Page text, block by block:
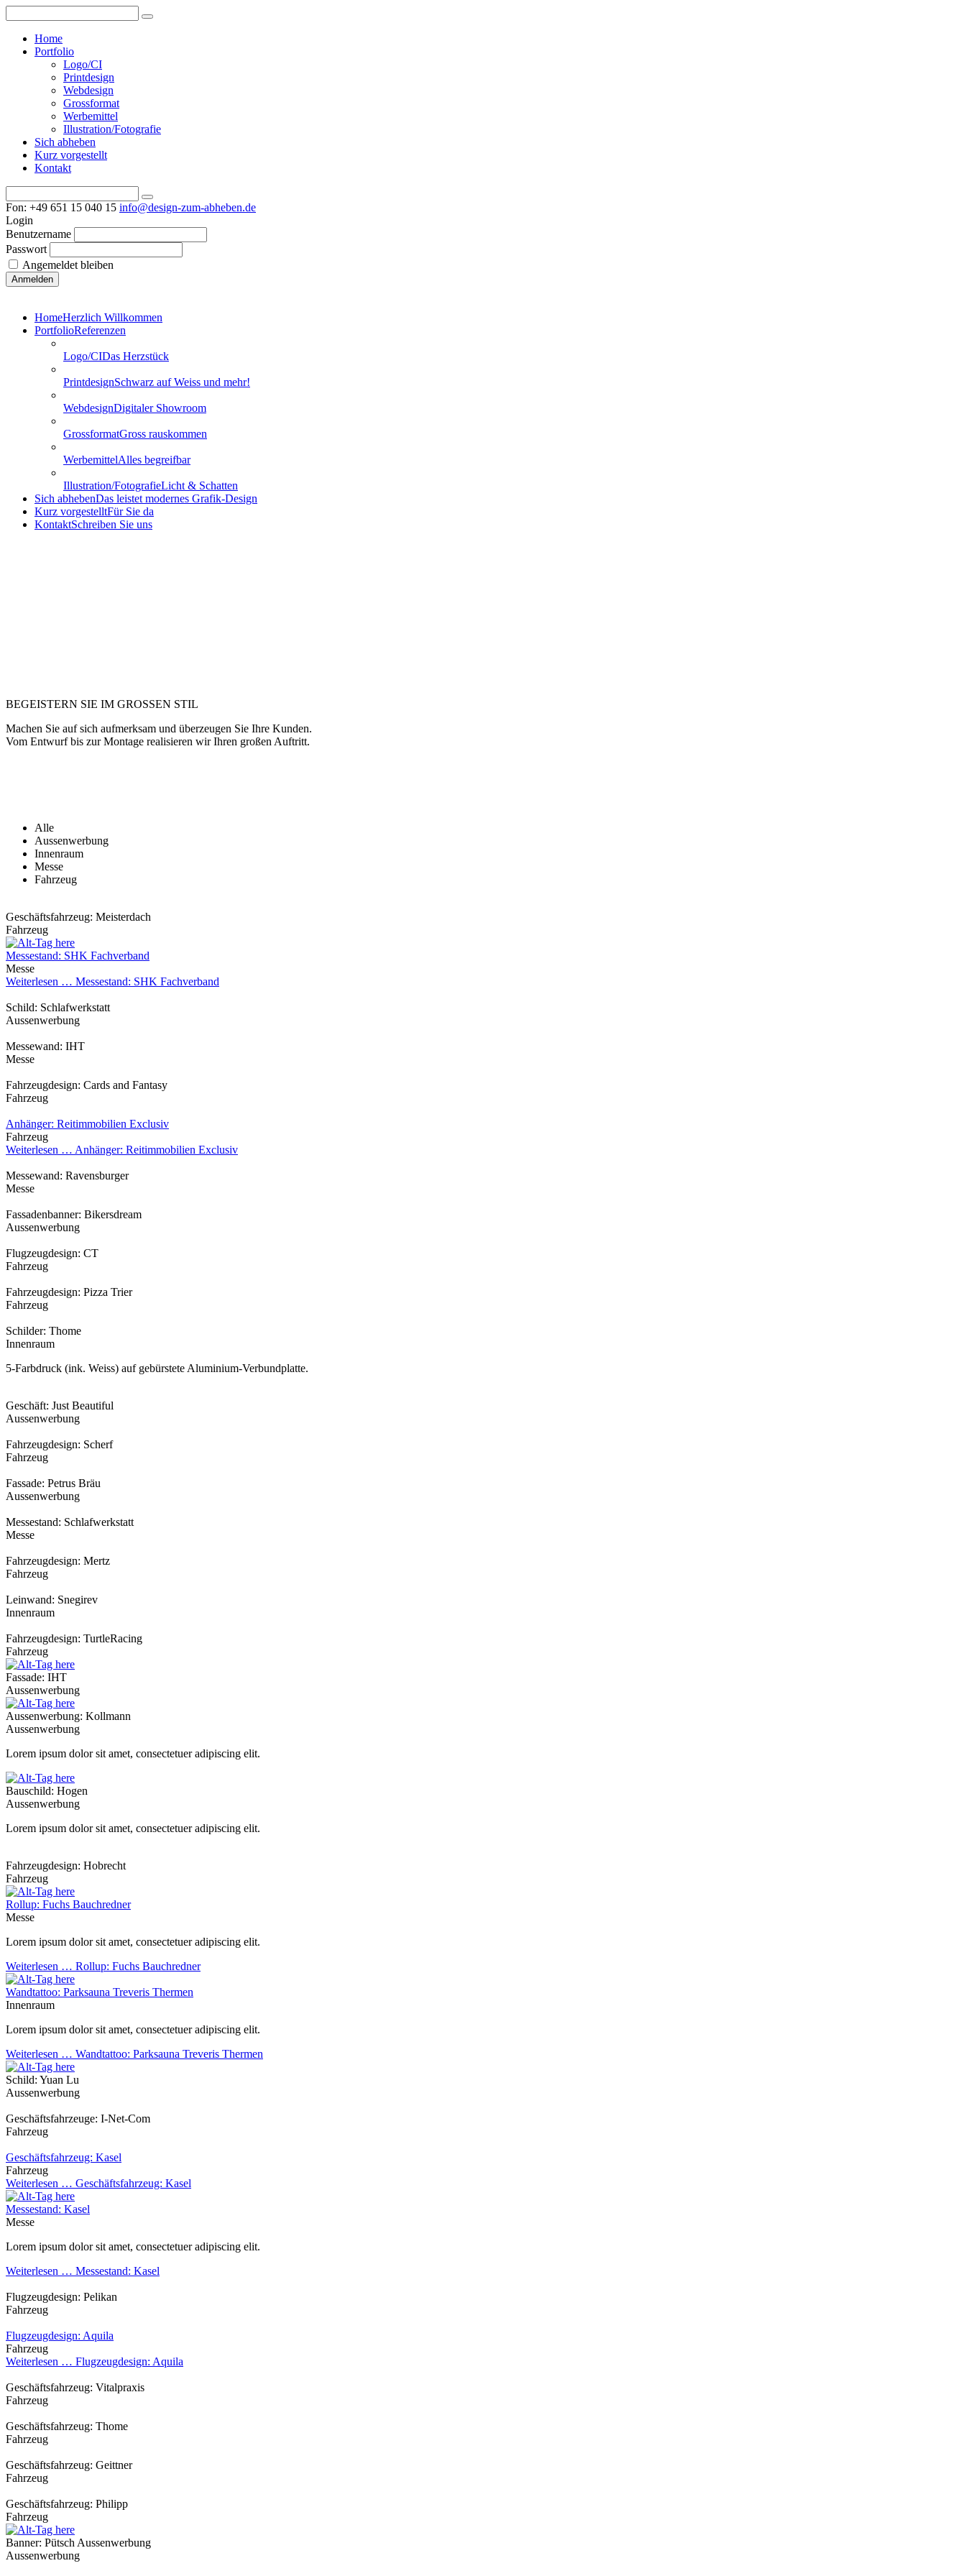
Home
Portfolio
Logo/CI
Printdesign
Webdesign
Grossformat
Werbemittel
Illustration/Fotografie
Sich abheben
Kurz vorgestellt
Kontakt
Fon: +49 651 15 040 15 info@design-zum-abheben.de
Login
Benutzername
Passwort
Angemeldet bleiben
HomeHerzlich Willkommen
PortfolioReferenzen
Logo/CIDas Herzstück
PrintdesignSchwarz auf Weiss und mehr!
WebdesignDigitaler Showroom
GrossformatGross rauskommen
WerbemittelAlles begreifbar
Illustration/FotografieLicht & Schatten
Sich abhebenDas leistet modernes Grafik-Design
Kurz vorgestelltFür Sie da
KontaktSchreiben Sie uns
BEGEISTERN SIE IM GROSSEN STIL
Machen Sie auf sich aufmerksam und überzeugen Sie Ihre Kunden.
Vom Entwurf bis zur Montage realisieren wir Ihren großen Auftritt.
Alle
Aussenwerbung
Innenraum
Messe
Fahrzeug
Geschäftsfahrzeug: Meisterdach
Fahrzeug
Messestand: SHK Fachverband
Messe
Weiterlesen … Messestand: SHK Fachverband
Schild: Schlafwerkstatt
Aussenwerbung
Messewand: IHT
Messe
Fahrzeugdesign: Cards and Fantasy
Fahrzeug
Anhänger: Reitimmobilien Exclusiv
Fahrzeug
Weiterlesen … Anhänger: Reitimmobilien Exclusiv
Messewand: Ravensburger
Messe
Fassadenbanner: Bikersdream
Aussenwerbung
Flugzeugdesign: CT
Fahrzeug
Fahrzeugdesign: Pizza Trier
Fahrzeug
Schilder: Thome
Innenraum
5-Farbdruck (ink. Weiss) auf gebürstete Aluminium-Verbundplatte.
Geschäft: Just Beautiful
Aussenwerbung
Fahrzeugdesign: Scherf
Fahrzeug
Fassade: Petrus Bräu
Aussenwerbung
Messestand: Schlafwerkstatt
Messe
Fahrzeugdesign: Mertz
Fahrzeug
Leinwand: Snegirev
Innenraum
Fahrzeugdesign: TurtleRacing
Fahrzeug
Fassade: IHT
Aussenwerbung
Aussenwerbung: Kollmann
Aussenwerbung
Lorem ipsum dolor sit amet, consectetuer adipiscing elit.
Bauschild: Hogen
Aussenwerbung
Lorem ipsum dolor sit amet, consectetuer adipiscing elit.
Fahrzeugdesign: Hobrecht
Fahrzeug
Rollup: Fuchs Bauchredner
Messe
Lorem ipsum dolor sit amet, consectetuer adipiscing elit.
Weiterlesen … Rollup: Fuchs Bauchredner
Wandtattoo: Parksauna Treveris Thermen
Innenraum
Lorem ipsum dolor sit amet, consectetuer adipiscing elit.
Weiterlesen … Wandtattoo: Parksauna Treveris Thermen
Schild: Yuan Lu
Aussenwerbung
Geschäftsfahrzeuge: I-Net-Com
Fahrzeug
Geschäftsfahrzeug: Kasel
Fahrzeug
Weiterlesen … Geschäftsfahrzeug: Kasel
Messestand: Kasel
Messe
Lorem ipsum dolor sit amet, consectetuer adipiscing elit.
Weiterlesen … Messestand: Kasel
Flugzeugdesign: Pelikan
Fahrzeug
Flugzeugdesign: Aquila
Fahrzeug
Weiterlesen … Flugzeugdesign: Aquila
Geschäftsfahrzeug: Vitalpraxis
Fahrzeug
Geschäftsfahrzeug: Thome
Fahrzeug
Geschäftsfahrzeug: Geittner
Fahrzeug
Geschäftsfahrzeug: Philipp
Fahrzeug
Banner: Pütsch Aussenwerbung
Aussenwerbung